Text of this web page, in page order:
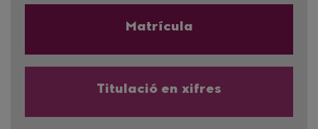
Matrícula
Titulació en xifres